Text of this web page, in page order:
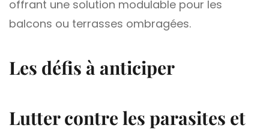
offrant une solution modulable pour les
balcons ou terrasses ombragées.
Les défis à anticiper
Lutter contre les parasites et